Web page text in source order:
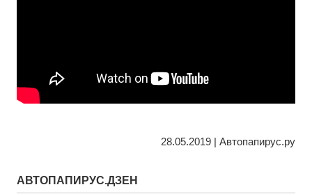
28.05.2019 | Автопапирус.ру
АВТОПАПИРУС.ДЗЕН